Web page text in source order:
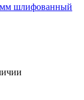
шлифованный